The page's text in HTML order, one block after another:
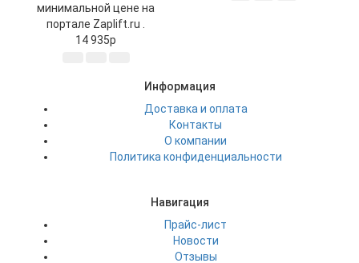
минимальной цене на
портале Zaplift.ru .
14 935p
Информация
Доставка и оплата
Контакты
О компании
Политика конфиденциальности
Навигация
Прайс-лист
Новости
Отзывы